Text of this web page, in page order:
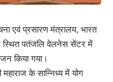
एवं प्रसारण मंत्रालय, भारत
स्थित पतंजलि वेलनेस सेंटर में
किया गया।
के सान्निध्य में योग